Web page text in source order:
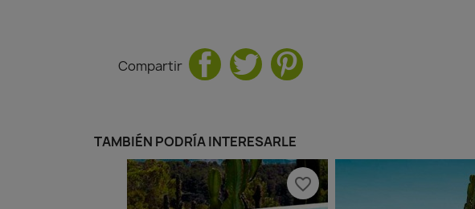
Compartir
TAMBIÉN PODRÍA INTERESARLE
favorite_border